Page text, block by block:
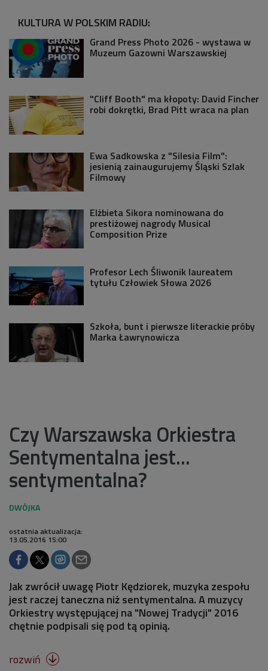
KULTURA W POLSKIM RADIU:
Grand Press Photo 2026 - wystawa w
Muzeum Gazowni Warszawskiej
"Cliff Booth" ma kłopoty: David Fincher
robi dokrętki, Brad Pitt wraca na plan
Ewa Sadkowska z "Silesia Film":
jesienią zainaugurujemy Śląski Szlak
Filmowy
Elżbieta Sikora nominowana do
prestiżowej nagrody Musical
Composition Prize
Profesor Lech Śliwonik laureatem
tytułu Człowiek Słowa 2026
Szkoła, bunt i pierwsze literackie próby
Marka Ławrynowicza
Czy Warszawska Orkiestra
Sentymentalna jest...
sentymentalna?
ostatnia aktualizacja:
13.05.2016 15:00
Jak zwrócił uwagę Piotr Kędziorek, muzyka zespołu
jest raczej taneczna niż sentymentalna. A muzycy
Orkiestry występującej na "Nowej Tradycji" 2016
chętnie podpisali się pod tą opinią.
rozwiń 